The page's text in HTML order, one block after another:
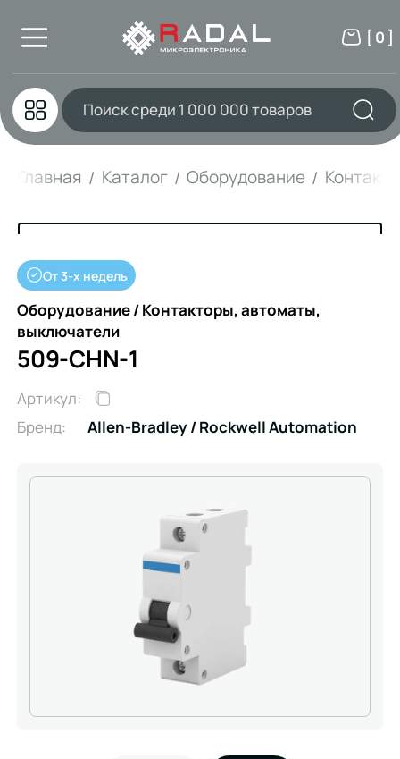
[ 0 ]
Главная Каталог Оборудование
От 3-х недель
Оборудование / Контакторы, автоматы,
выключатели
509-CHN-1
Артикул:
Бренд:
Allen-Bradley / Rockwell Automation